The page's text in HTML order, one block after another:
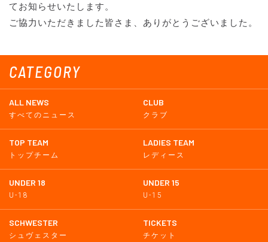
CATEGORY
ALL NEWS
すべてのニュース
CLUB
クラブ
TOP TEAM
トップチーム
LADIES TEAM
レディース
UNDER 18
U-18
UNDER 15
U-15
SCHWESTER
シュヴェスター
TICKETS
チケット
てお知らせいたします。
ご協力いただきました皆さま、ありがとうございました。